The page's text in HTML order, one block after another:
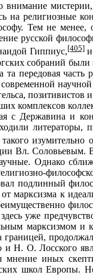
внимание
на религиозные
Тем не
русской
Гиппиус,[405]и
собраний
передовая часть
современной
комплексов
с Державина и
литераторы,
Вл. Соловьевым.
Однако
подлинный
марксизма к
уже
марксизмом
и Н. О. Лосского
мнение иных
школ Европы.